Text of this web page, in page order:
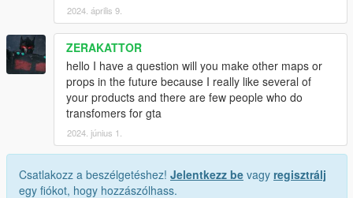
2024. április 9.
ZERAKATTOR
hello I have a question will you make other maps or
props in the future because I really like several of
your products and there are few people who do
transfomers for gta
2024. június 1.
Csatlakozz a beszélgetéshez! Jelentkezz be vagy regisztrálj
egy fiókot, hogy hozzászólhass.